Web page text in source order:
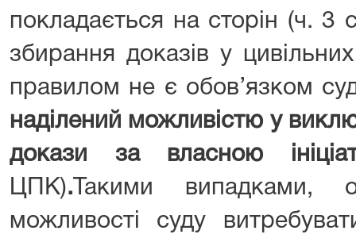
покладається на сторін (ч. 3
збирання доказів у
правилом не є обов’язком
наділений можливістю у
докази за власною
ЦПК). Такими випадками,
можливості суду